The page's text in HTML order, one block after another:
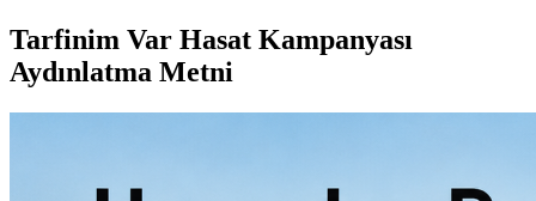
Tarfinim Var Hasat Kampanyası
Aydınlatma Metni